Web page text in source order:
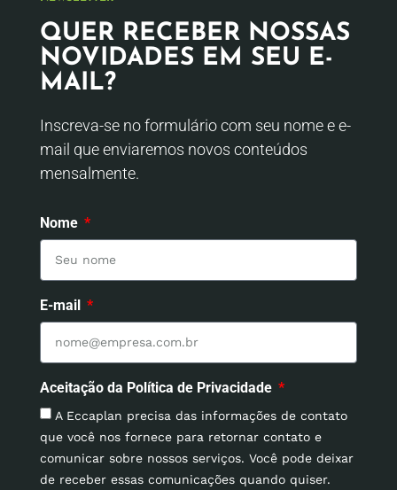
QUER RECEBER NOSSAS
NOVIDADES EM SEU E-
MAIL?
Inscreva-se no formulário com seu nome e e-
mail que enviaremos novos conteúdos
mensalmente.
Nome
E-mail
Aceitação da Política de Privacidade
A Eccaplan precisa das informações de contato
que você nos fornece para retornar contato e
comunicar sobre nossos serviços. Você pode deixar
de receber essas comunicações quando quiser.